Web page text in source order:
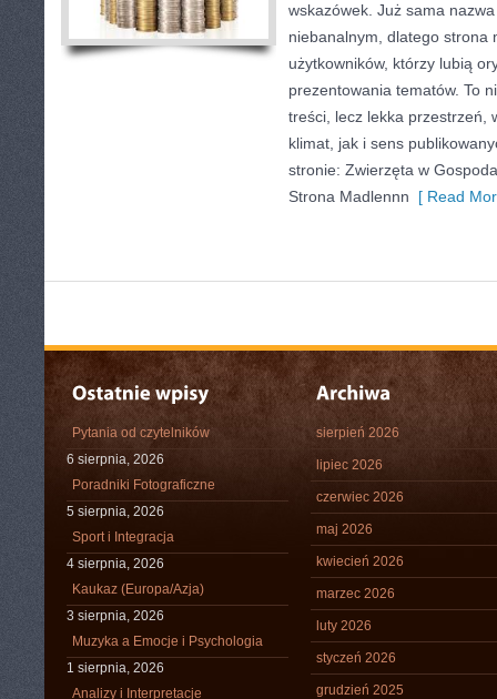
wskazówek. Już sama
niebanalnym, dlatego strona
użytkowników, którzy lubią
prezentowania tematów. To
treści, lecz lekka przestrzeń,
klimat, jak i sens
stronie: Zwierzęta w
Strona Madlennn [ Read
Pytania od czytelników
6 sierpnia, 2026
Poradniki Fotograficzne
5 sierpnia, 2026
Sport i Integracja
4 sierpnia, 2026
Kaukaz (Europa/Azja)
3 sierpnia, 2026
Muzyka a Emocje i Psychologia
1 sierpnia, 2026
Analizy i Interpretacje
sierpień 2026
lipiec 2026
czerwiec 2026
maj 2026
kwiecień 2026
marzec 2026
luty 2026
styczeń 2026
grudzień 2025